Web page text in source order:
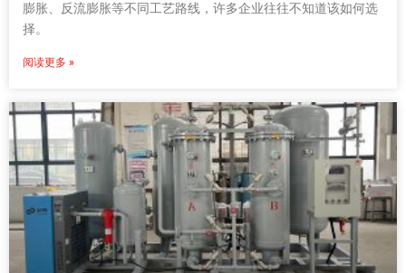
膨胀、反流膨胀等不同工艺路线，许多企业往往不知道该如何选
择。
阅读更多 »